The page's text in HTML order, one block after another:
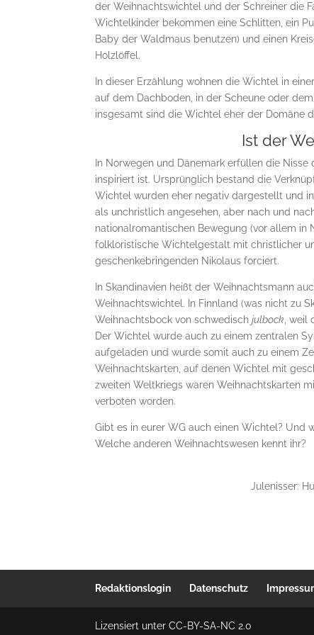
der Weihnachtswichtel und der Schreiner die
Wichtelkinder bekommen eine Schlitten, ein
Baby der Waldmaus benutzen) und einen
Holzlöffel.
In dieser Erzählung wohnen die Wichtel in
auf dem Dachboden, in der Scheune oder
insgesamt sind die Wichtel eher der Domäne
Ist der
In Norwegen und Dänemark erfüllen die
inspiriert ist. Ursprünglich bestand die
Wichtel wurden eher negativ dargestellt und
als unchristlich angesehen, aber nach und
nationalromantischen Bewegung (vor allem in
folkloristische Wichtelgestalt mit christlicher
geschenkebringenden Nikolaus forciert.
In Skandinavien heißt der Weihnachtsmann
Weihnachtswichtel. In Finnland (was nicht zu
Weihnachtsbock von schwedischjulbock ,
Der Wichtel wurde auch zu einem zentralen
aufgeladen und wurde somit auch zu einem
Weihnachtskarten, auf denen Wichtel mit
zweiten Weltkriegs waren Weihnachtskarten
verboten worden.
Gibt es in eurer WG auch einen Wichtel? Und
Welche anderen Weihnachtswesen kennt ihr?
Julenisser:
Redaktionslogin Datenschutz
Lizensiert unter CC-BY-SA-NC 2.0